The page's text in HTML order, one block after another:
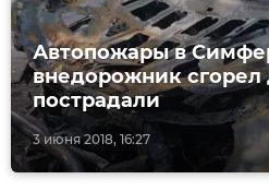
3 июня 2018, 16:27
Автопожары в
внедорожник сгорел
пострадали